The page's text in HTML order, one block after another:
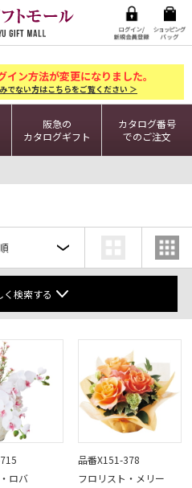
イン方法が変更になりました。
でない方はこちらをご覧ください ＞
阪急の
カタログギフト
カタログ番号
でのご注文
く検索する
ロバ
品番X151-378
フロリスト・メリー